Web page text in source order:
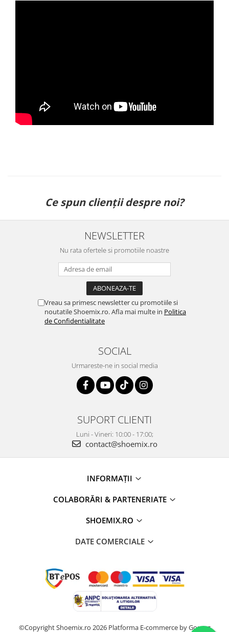
Ce spun clienții despre noi?
NEWSLETTER
Nu rata ofertele si promotiile noastre
Vreau sa primesc newsletter cu promotiile si
noutatile Shoemix.ro. Afla mai multe in Politica
de Confidentialitate
SOCIAL
Urmareste-ne in social media
SUPORT CLIENTI
Luni - Vineri: 10:00 - 17:00;
contact@shoemix.ro
INFORMAȚII
COLABORĂRI & PARTENERIATE
SHOEMIX.RO
DATE COMERCIALE
©Copyright Shoemix.ro 2026 Platforma E-commerce by Gomag